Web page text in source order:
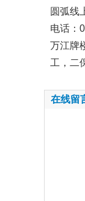
圆弧线
电话：
万江牌
工，二
在线留